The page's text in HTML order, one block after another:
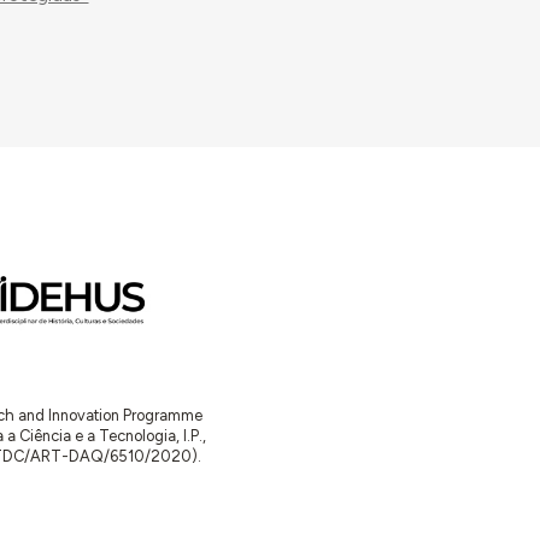
de las viviendas con las edificaciones
Vivienda de Zamora al Fiscal Delegado de
requisitos indispensables que ordena
su director facultativo colegiado en esta
de Zamora al Arquitecto asesor de dicha
de la Vivienda de informe
and Innovation Programme
Ciência e a Tecnologia, I.P.,
ART-DAQ/6510/2020).